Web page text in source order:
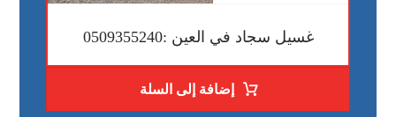
غسيل سجاد في العين :0509355240
إضافة إلى السلة